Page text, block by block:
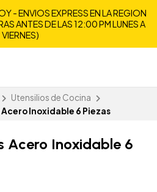
- ENVIOS EXPRESS EN LA REGION
ANTES DE LAS 12:00 PM LUNES A
VIERNES)
Utensilios de Cocina
Inoxidable 6 Piezas
Acero Inoxidable 6